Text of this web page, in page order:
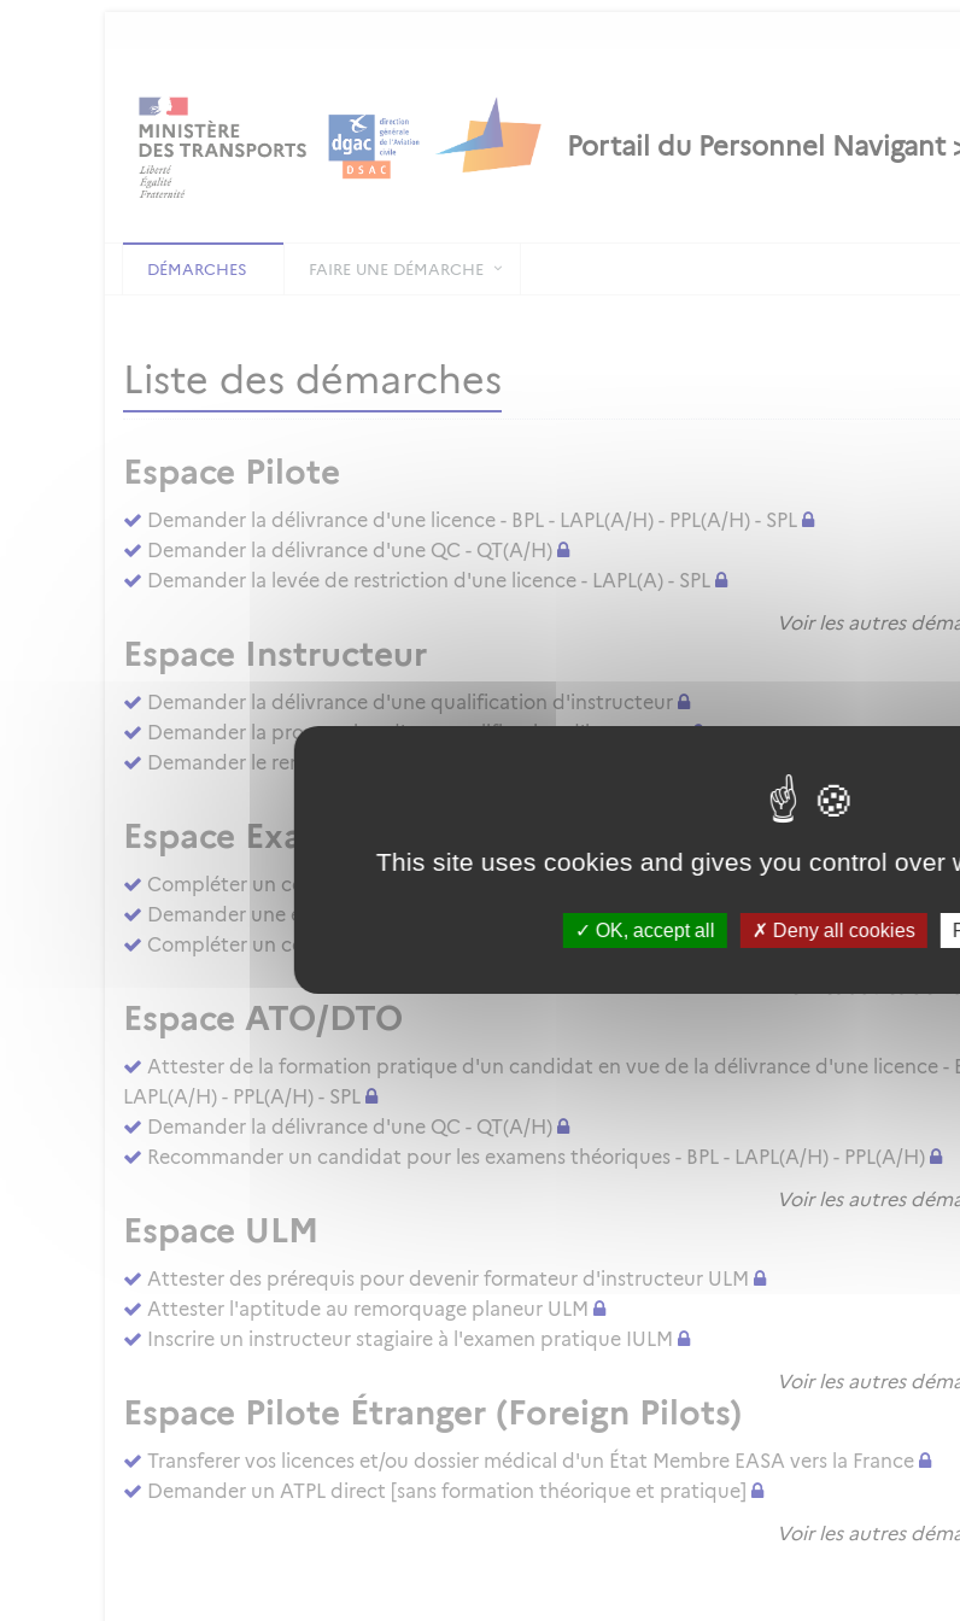
This site uses cookies and gives you control over
OK, accept all Deny all cookies
DÉMARCHES FAIRE UNE DÉMARCHE
Liste des démarches
Espace Pilote
Demander la délivrance d'une licence - BPL - LAPL(A/H) - PPL(A/H) - SPL
Demander la délivrance d'une QC - QT(A/H)
Demander la levée de restriction d'une licence - LAPL(A) - SPL
Voir les autres
Espace Instructeur
Demander la délivrance d'une qualification d'instructeur
Demander la prorogation d'une qualification d'instructeur
Demander le renouvellement d'une qualification d'instructeur
Voir les autres
Espace Examinateur
Compléter un compte rendu d'épreuve d'aptitude pratique - BPL - LAPL(A/H) - PPL(A/H) -
Demander une évaluation de compétence TRE(A) MP ou SFE(A) MP
Compléter un compte rendu d'épreuve d'aptitude pratique - CPL(A/H) - IR - BIR
Espace ATO/DTO
Attester de la formation pratique d'un candidat en vue de la délivrance d'une licence -
LAPL(A/H) - PPL(A/H) - SPL
Demander la délivrance d'une QC - QT(A/H)
Recommander un candidat pour les examens théoriques - BPL - LAPL(A/H) - PPL(A/H)
Voir les autres
Espace ULM
Attester des prérequis pour devenir formateur d'instructeur ULM
Attester l'aptitude au remorquage planeur ULM
Inscrire un instructeur stagiaire à l'examen pratique IULM
Voir les autres
Espace Pilote Étranger (Foreign Pilots)
Transferer vos licences et/ou dossier médical d'un État Membre EASA vers la France
Demander un ATPL direct [sans formation théorique et pratique]
Voir les autres